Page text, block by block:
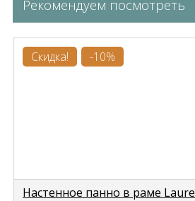
Рекомендуем посмотреть
Скидка! -10%
Настенное панно в раме